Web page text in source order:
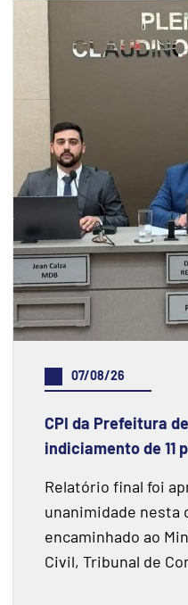
07/08/26
CPI da Prefeitura
indiciamento de 11
Relatório final foi
unanimidade nesta
encaminhado ao
Civil, Tribunal de